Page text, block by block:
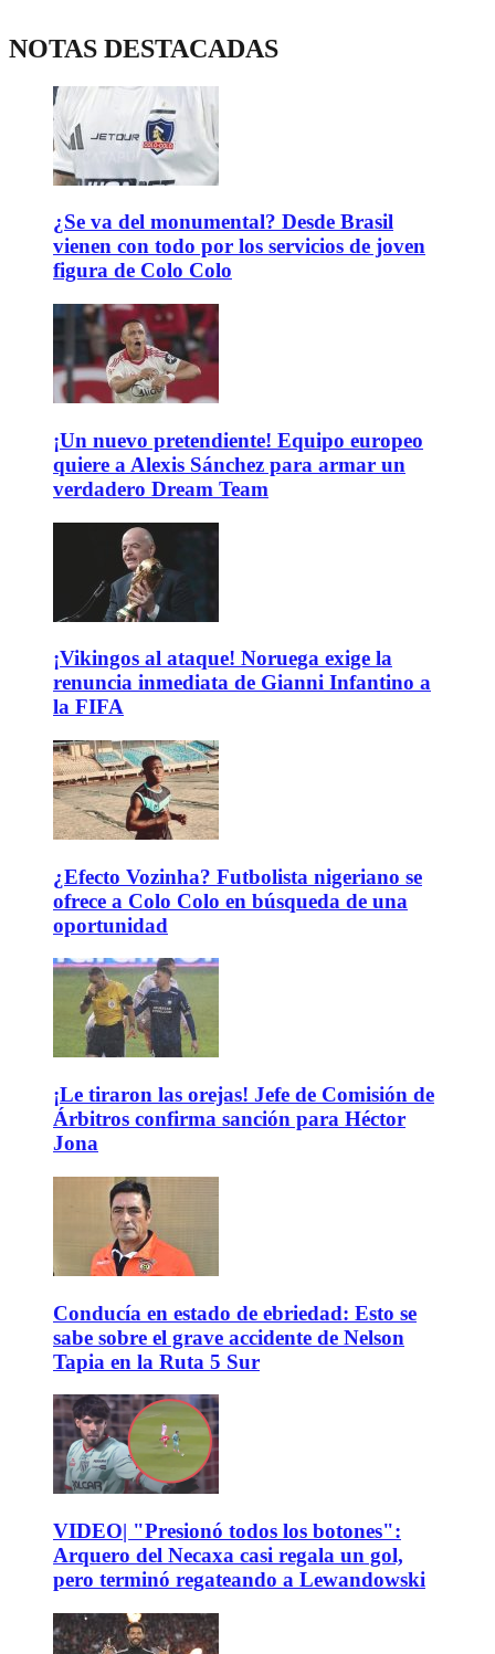
NOTAS DESTACADAS
¿Se va del monumental? Desde Brasil
vienen con todo por los servicios de joven
figura de Colo Colo
¡Un nuevo pretendiente! Equipo europeo
quiere a Alexis Sánchez para armar un
verdadero Dream Team
¡Vikingos al ataque! Noruega exige la
renuncia inmediata de Gianni Infantino a
la FIFA
¿Efecto Vozinha? Futbolista nigeriano se
ofrece a Colo Colo en búsqueda de una
oportunidad
¡Le tiraron las orejas! Jefe de Comisión de
Árbitros confirma sanción para Héctor
Jona
Conducía en estado de ebriedad: Esto se
sabe sobre el grave accidente de Nelson
Tapia en la Ruta 5 Sur
VIDEO| "Presionó todos los botones":
Arquero del Necaxa casi regala un gol,
pero terminó regateando a Lewandowski